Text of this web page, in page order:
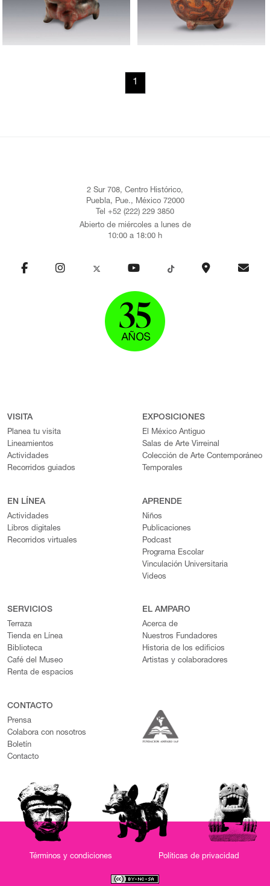
1
2 Sur 708, Centro Histórico,
Puebla, Pue., México 72000
Tel +52 (222) 229 3850
Abierto de miércoles a lunes de
10:00 a 18:00 h
VISITA
Planea tu visita
Lineamientos
Actividades
Recorridos guiados
EXPOSICIONES
El México Antiguo
Salas de Arte Virreinal
Colección de Arte Contemporáneo
Temporales
EN LÍNEA
Actividades
Libros digitales
Recorridos virtuales
APRENDE
Niños
Publicaciones
Podcast
Programa Escolar
Vinculación Universitaria
Videos
SERVICIOS
Terraza
Tienda en Línea
Biblioteca
Café del Museo
Renta de espacios
EL AMPARO
Acerca de
Nuestros Fundadores
Historia de los edificios
Artistas y colaboradores
CONTACTO
Prensa
Colabora con nosotros
Boletín
Contacto
Términos y condiciones Políticas de privacidad